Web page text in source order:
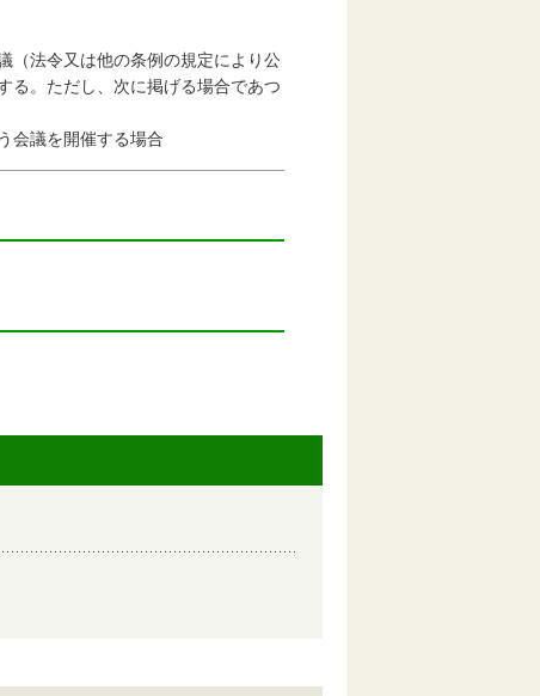
法令又は他の条例の規定により公
る。ただし、次に掲げる場合であつ
会議を開催する場合